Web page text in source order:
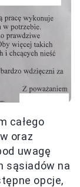
całego
oraz
uwagę
sąsiadów na
opcje,